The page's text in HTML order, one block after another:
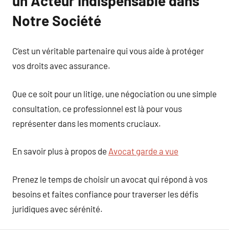
Notre Société
C’est un véritable partenaire qui vous aide à protéger
vos droits avec assurance.
Que ce soit pour un litige, une négociation ou une simple
consultation, ce professionnel est là pour vous
représenter dans les moments cruciaux.
En savoir plus à propos de Avocat garde a vue
Prenez le temps de choisir un avocat qui répond à vos
besoins et faites confiance pour traverser les défis
juridiques avec sérénité.